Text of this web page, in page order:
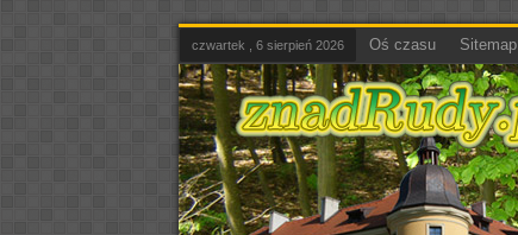
czwartek , 6 sierpień 2026 Oś czasu Sitemap